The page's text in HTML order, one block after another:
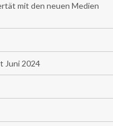
mit den neuen Medien
Juni 2024